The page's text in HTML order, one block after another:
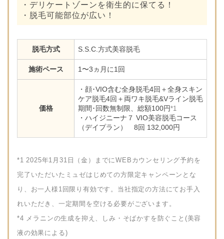
・デリケートゾーンを衛生的に保てる！
・脱毛可能部位が広い！
脱毛方式 S.S.C.方式美容脱毛
施術ペース 1〜3ヵ月に1回
価格
・顔･VIO含む全身脱毛4回＋全身スキン
ケア脱毛4回＋両ワキ脱毛&Vライン脱毛
期間･回数無制限、総額100円*1
・ハイジニーナ７ VIO美容脱毛コース
（デイプラン） 8回 132,000円
*1 2025年1月31日（金）までにWEBカウンセリング予約を
完了いただいたミュゼはじめての方限定キャンペーンとな
り、お一人様1回限り有効です。当社指定の方法にてお手入
れいただき、一定期間を空ける必要がございます。
*4 メラニンの生成を抑え、しみ・そばかすを防ぐこと(美容
液の効果による)